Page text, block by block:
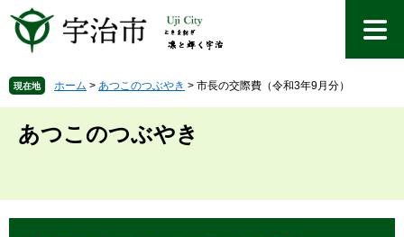
先を
文
へ
現在地 ホーム > あつこのつぶやき > 市長の交際費（令和3年9月分）
あつこのつぶやき